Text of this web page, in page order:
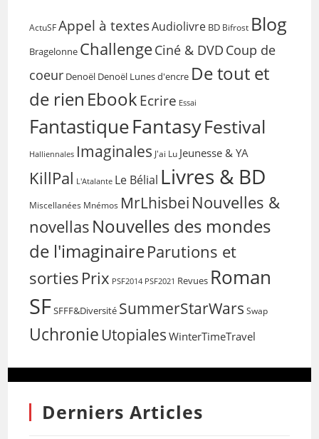
ActuSF Appel à textesAudiolivre BD Bifrost Blog
Bragelonne ChallengeCiné & DVD Coup de
coeur Denoël Denoël Lunes d'encre De tout et
de rien EbookEcrire Essai
FantastiqueFantasyFestival
Halliennales Imaginales J'ai Lu Jeunesse & YA
KillPal L'Atalante Le Bélial Livres & BD
Miscellanées Mnémos MrLhisbei Nouvelles &
novellas Nouvelles des mondes
de l'imaginaireParutions et
sorties Prix PSF2014 PSF2021 Revues Roman
SFSFFF&Diversité SummerStarWars Swap
Uchronie Utopiales WinterTimeTravel
Derniers Articles